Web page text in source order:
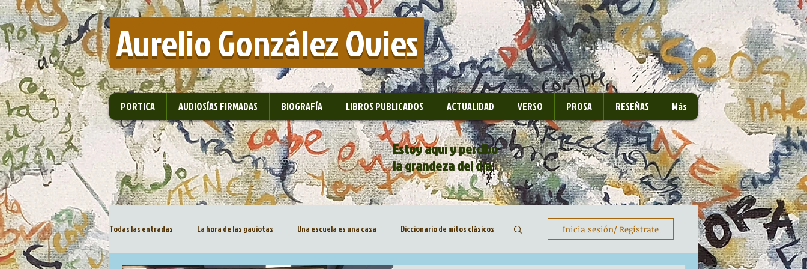
​ Aurelio González Ovies
PORTICA AUDIOSÍAS FIRMADAS BIOGRAFÍA LIBROS PUBLICADOS ACTUALIDAD VERSO PROSA RESEÑAS Más
Estoy aquí y percibo
la grandeza del día
Todas las entradas La hora de las gaviotas Una escuela es una casa Diccionario de mitos clásicos Inicia sesión/ Regístrate